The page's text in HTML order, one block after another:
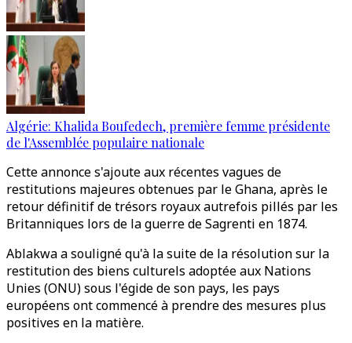
Algérie: Khalida Boufedech, première femme présidente
de l'Assemblée populaire nationale
Cette annonce s'ajoute aux récentes vagues de
restitutions majeures obtenues par le Ghana, après le
retour définitif de trésors royaux autrefois pillés par les
Britanniques lors de la guerre de Sagrenti en 1874.
Ablakwa a souligné qu'à la suite de la résolution sur la
restitution des biens culturels adoptée aux Nations
Unies (ONU) sous l'égide de son pays, les pays
européens ont commencé à prendre des mesures plus
positives en la matière.